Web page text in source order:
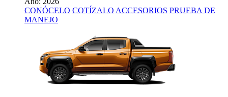
CONÓCELO COTÍZALO ACCESORIOS PRUEBA DE
MANEJO